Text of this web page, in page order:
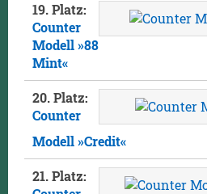
19. Platz:
Counter
Modell »88
Mint«
20. Platz:
Counter
Modell »Credit«
21. Platz: